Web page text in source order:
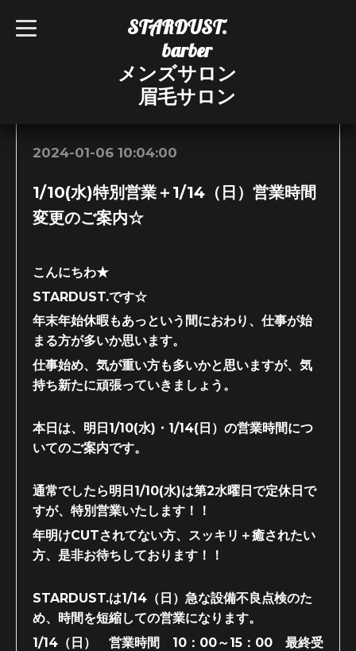
STARDUST.
barber
メンズサロン
眉毛サロン
t
o
お知らせ
2024-01-06 10:04:00
1/10(水)特別営業＋1/14（日）営業時間
変更のご案内☆
こんにちわ★
STARDUST.です☆
年末年始休暇もあっという間におわり、仕事が始
まる方が多いか思います。
仕事始め、気が重い方も多いかと思いますが、気
持ち新たに頑張っていきましょう。
本日は、明日1/10(水)・1/14(日）の営業時間につ
いてのご案内です。
通常でしたら明日1/10(水)は第2水曜日で定休日で
すが、特別営業いたします！！
年明けCUTされてない方、スッキリ＋癒されたい
方、是非お待ちしております！！
STARDUST.は1/14（日）急な設備不良点検のた
め、時間を短縮しての営業になります。
1/14（日） 営業時間 10：00～15：00 最終受